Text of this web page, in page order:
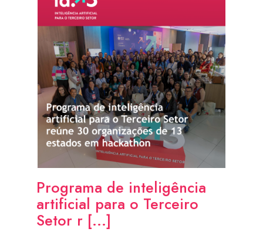
Programa de inteligência
artificial para o Terceiro
Setor r [...]